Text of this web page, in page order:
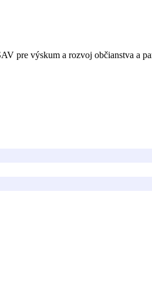
pre výskum a rozvoj občianstva a